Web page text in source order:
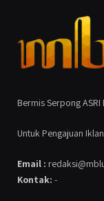
Bermis Serpong
Untuk Pengajuan
Email :
Kontak: -